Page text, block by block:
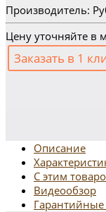
Производитель:
Цену уточняйте в
Заказать в 1
Описание
С этим
Видеообзор
Гарантийные